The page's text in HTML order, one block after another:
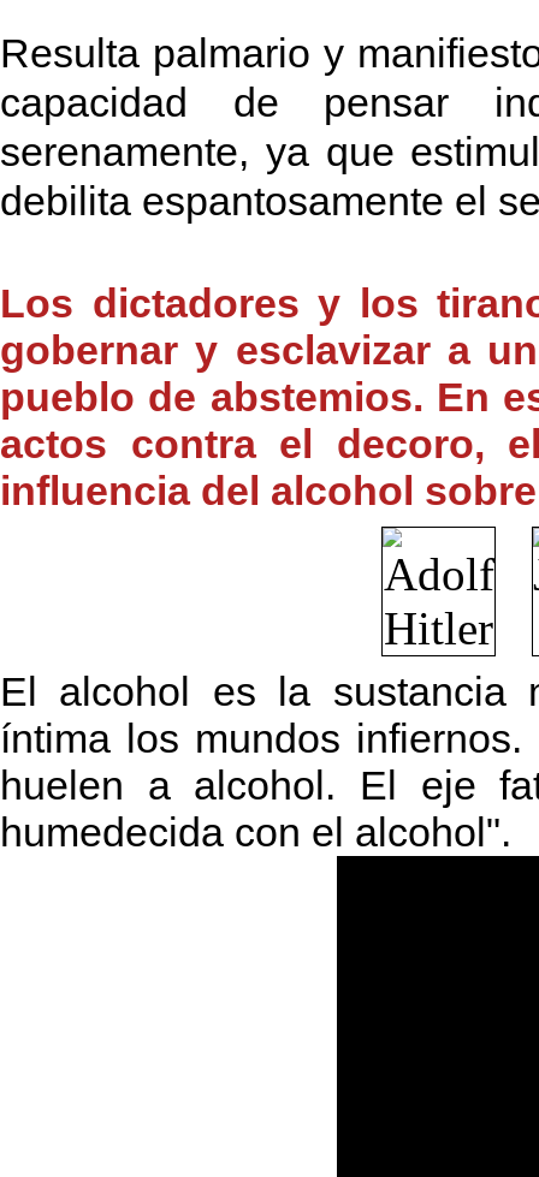
Resulta palmario y
capacidad de pensar
serenamente, ya que
debilita espantosamente el
Los dictadores y los
gobernar y esclavizar a
pueblo de abstemios. En
actos contra el decoro,
influencia del alcohol
El alcohol es la sustancia
íntima los mundos
huelen a alcohol. El eje
humedecida con el alcohol".